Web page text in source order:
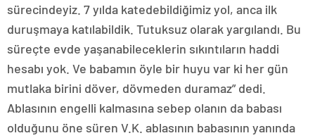
sürecindeyiz. 7 yılda katedebildiğimiz yol, anca ilk
duruşmaya katılabildik. Tutuksuz olarak yargılandı. Bu
süreçte evde yaşanabileceklerin sıkıntıların haddi
hesabı yok. Ve babamın öyle bir huyu var ki her gün
mutlaka birini döver, dövmeden duramaz” dedi.
Ablasının engelli kalmasına sebep olanın da babası
olduğunu öne süren V.K. ablasının babasının yanında